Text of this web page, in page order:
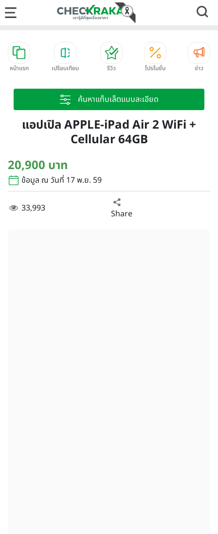
หน้าแรก เปรียบเทียบ รีวิว โปรโมชั่น ข่าว
ค้นหาแท็บเล็ตแบบละเอียด
แอปเปิล APPLE-iPad Air 2 WiFi +
Cellular 64GB
20,900 บาท
ข้อมูล ณ วันที่ 17 พ.ย. 59
33,993 Share